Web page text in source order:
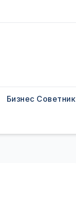
Бизнес Советник